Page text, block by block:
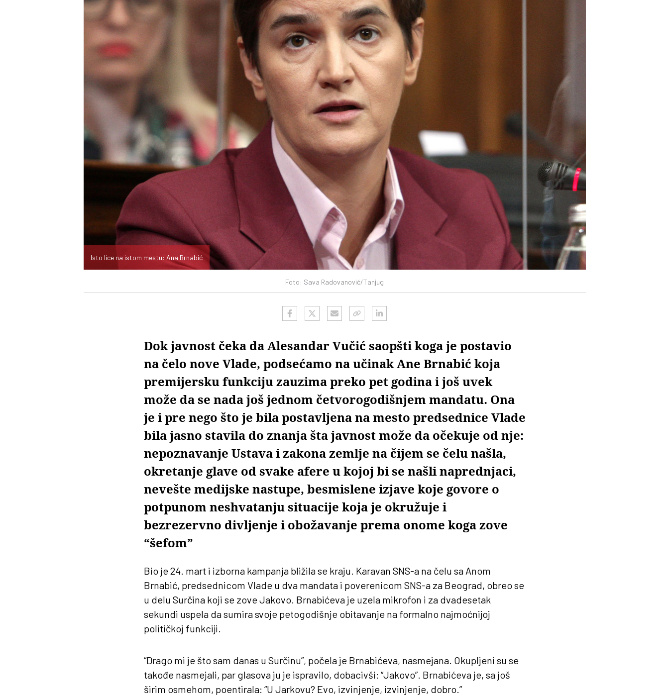
Foto: Sava Radovanović/Tanjug
Isto lice na istom mestu: Ana Brnabić
Dok javnost čeka da Alesandar Vučić saopšti koga je postavio
na čelo nove Vlade, podsećamo na učinak Ane Brnabić koja
premijersku funkciju zauzima preko pet godina i još uvek
može da se nada još jednom četvorogodišnjem mandatu. Ona
je i pre nego što je bila postavljena na mesto predsednice Vlade
bila jasno stavila do znanja šta javnost može da očekuje od nje:
nepoznavanje Ustava i zakona zemlje na čijem se čelu našla,
okretanje glave od svake afere u kojoj bi se našli naprednjaci,
nevešte medijske nastupe, besmislene izjave koje govore o
potpunom neshvatanju situacije koja je okružuje i
bezrezervno divljenje i obožavanje prema onome koga zove
“šefom”
Bio je 24. mart i izborna kampanja bližila se kraju. Karavan SNS-a na čelu sa Anom
Brnabić, predsednicom Vlade u dva mandata i poverenicom SNS-a za Beograd, obreo se
u delu Surčina koji se zove Jakovo. Brnabićeva je uzela mikrofon i za dvadesetak
sekundi uspela da sumira svoje petogodišnje obitavanje na formalno najmoćnijoj
političkoj funkciji.
“Drago mi je što sam danas u Surčinu”, počela je Brnabićeva, nasmejana. Okupljeni su se
takođe nasmejali, par glasova ju je ispravilo, dobacivši: “Jakovo”. Brnabićeva je, sa još
širim osmehom, poentirala: “U Jarkovu? Evo, izvinjenje, izvinjenje, dobro.”